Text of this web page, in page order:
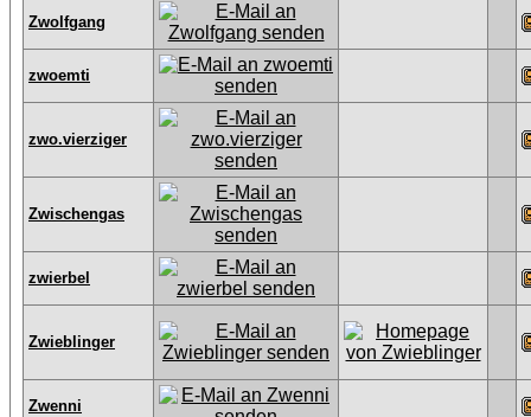
Zwolfgang
zwoemti
zwo.vierziger
Zwischengas
zwierbel
Zwieblinger
Zwenni